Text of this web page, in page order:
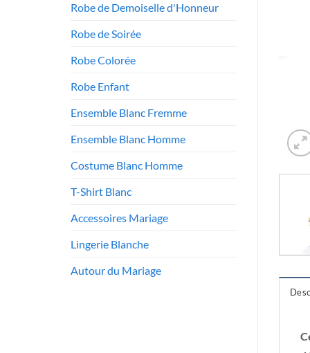
Robe de Demoiselle d'Honneur
Robe de Soirée
Robe Colorée
Robe Enfant
Ensemble Blanc Fremme
Ensemble Blanc Homme
Costume Blanc Homme
T-Shirt Blanc
Accessoires Mariage
Lingerie Blanche
Autour du Mariage